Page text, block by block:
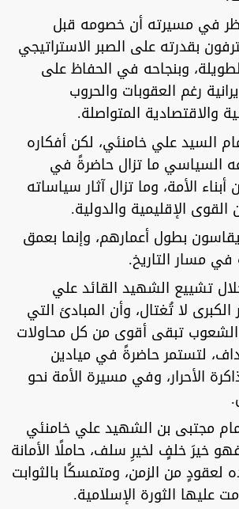
في مسيرته أن خصومه قبل
بقدرته على الصبر الاستراتيجي
وبنجاحه في الحفاظ على
رغم العقوبات والحروب
والاقتصادية المتواصلة.
السيد علي خامنئي، لكن أفكاره
السياسي ما تزال حاضرةً في
الأمة، وما تزال آثار سياساته
الإقليمية والدولية.
يقاسون بطول أعمارهم، وإنما بعمق
في مسار التاريخ.
تشييع الشهيد القائد علي
لا تُغتال، وأن المبادئ التي
تبقى أقوى من كل محاولات
لتستمر حاضرةً في ميادين
الأحرار، وفي مسيرة الأمة نحو
مجتبى بن الشهيد علي خامنئي
خيرَ خلفٍ لخيرِ سلف، حاملًا الأمانة
لعقودٍ من الزمن، ومتمسكًا بالثوابت
عليها الثورة الإسلامية.